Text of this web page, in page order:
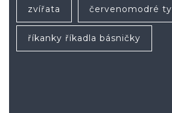
zvířata červenomodré
říkanky říkadla básničky